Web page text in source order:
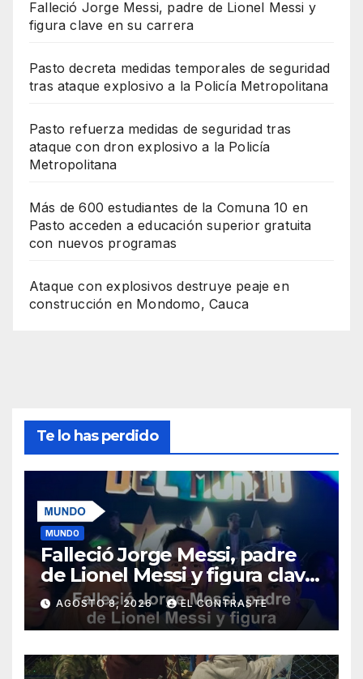
Falleció Jorge Messi, padre de Lionel Messi y
figura clave en su carrera
Pasto decreta medidas temporales de seguridad
tras ataque explosivo a la Policía Metropolitana
Pasto refuerza medidas de seguridad tras
ataque con dron explosivo a la Policía
Metropolitana
Más de 600 estudiantes de la Comuna 10 en
Pasto acceden a educación superior gratuita
con nuevos programas
Ataque con explosivos destruye peaje en
construcción en Mondomo, Cauca
Te lo has perdido
MUNDO
Falleció Jorge Messi, padre
de Lionel Messi y figura clave
en su carrera
AGOSTO 8, 2026 EL CONTRASTE